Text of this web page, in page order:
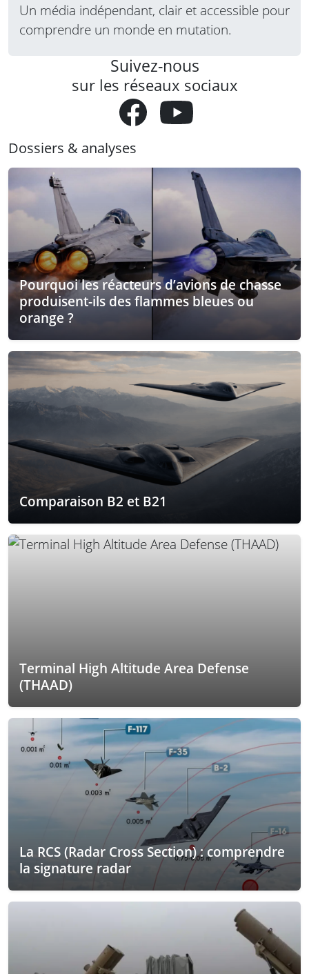
Un média indépendant, clair et accessible pour
comprendre un monde en mutation.
Suivez-nous
sur les réseaux sociaux
Dossiers & analyses
Pourquoi les réacteurs d’avions de chasse
produisent-ils des flammes bleues ou
orange ?
Comparaison B2 et B21
Terminal High Altitude Area Defense
(THAAD)
La RCS (Radar Cross Section) : comprendre
la signature radar